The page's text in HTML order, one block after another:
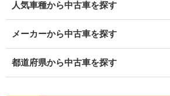
人気車種から中古車を探す
メーカーから中古車を探す
都道府県から中古車を探す